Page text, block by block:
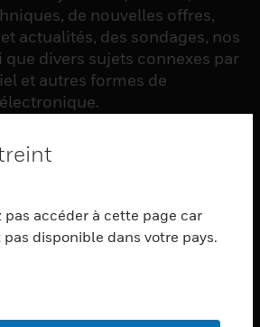
de nouvelles offres,
actualités, des sondages, nos
divers sujets connexes par
et autres formes de
S'INSCRIRE
pas accéder à cette page car
disponible dans votre pays.